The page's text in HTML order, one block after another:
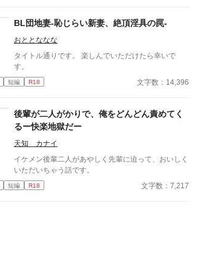
BL団地妻-恥じらい新妻、絶頂淫具の罠-
おととななな
タイトル通りです。 楽しんでいただけたら幸いで
す。
短編 R18 文字数：14,396
後輩が二人がかりで、俺をどんどん責めてく
るー快楽地獄だー
天知 カナイ
イケメン後輩二人があやしく先輩に迫って、おいしく
いただいちゃう話です。
短編 R18 文字数：7,217